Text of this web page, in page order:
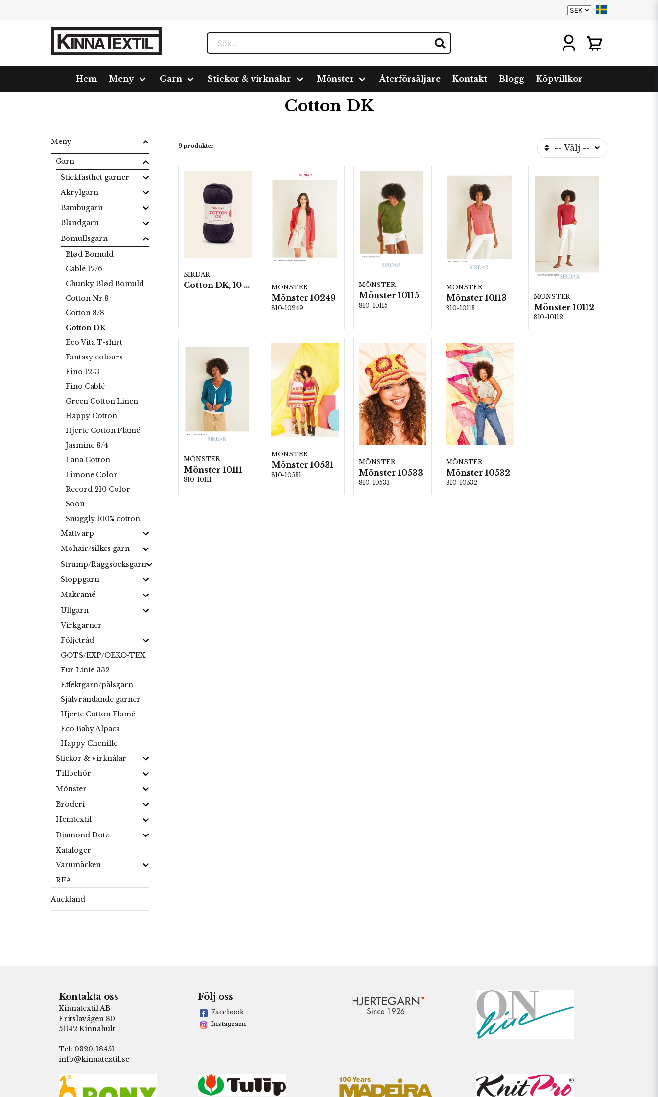
Hem Meny Garn Stickor & virknålar Mönster Återförsäljare Kontakt Blogg Köpvillkor
Meny Garn Bomullsgarn Cotton DK
Cotton DK
Meny
Garn
Stickfasthet garner
Akrylgarn
Bambugarn
Blandgarn
Bomullsgarn
Blød Bomuld
Cablé 12/6
Chunky Blød Bomuld
Cotton Nr.8
Cotton 8/8
Cotton DK
Eco Vita T-shirt
Fantasy colours
Fino 12/3
Fino Cablé
Green Cotton Linen
Happy Cotton
Hjerte Cotton Flamé
Jasmine 8/4
Lana Cotton
Limone Color
Record 210 Color
Soon
Snuggly 100% cotton
Mattvarp
Mohair/silkes garn
Strump/Raggsocksgarn
Stoppgarn
Makramé
Ullgarn
Virkgarner
Följetråd
GOTS/EXP/OEKO-TEX
Fur Linie 332
Effektgarn/pälsgarn
Självrandande garner
Hjerte Cotton Flamé
Eco Baby Alpaca
Happy Chenille
Stickor & virknålar
Tillbehör
Mönster
Broderi
Hemtextil
Diamond Dotz
Kataloger
Varumärken
REA
Auckland
9 produkter -- Välj --
SIRDAR
Cotton DK, 10 nystan á 100g/fp MÖNSTER
Mönster 10249
810-10249
MÖNSTER
Mönster 10115
810-10115
MÖNSTER
Mönster 10113
810-10113
MÖNSTER
Mönster 10112
810-10112
MÖNSTER
Mönster 10111
810-10111
MÖNSTER
Mönster 10531
810-10531
MÖNSTER
Mönster 10533
810-10533
MÖNSTER
Mönster 10532
810-10532
Kontakta oss
Kinnatextil AB
Fritslavägen 80
51142 Kinnahult
Tel: 0320-18451
info@kinnatextil.se
Följ oss
Facebook
Instagram